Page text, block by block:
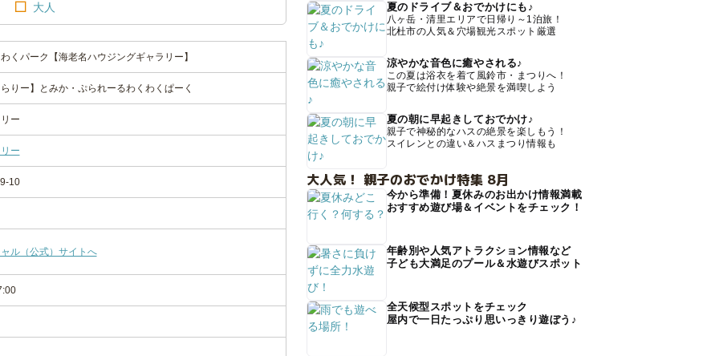
大人
くパーク【海老名ハウジングギャラリー】
りー】とみか・ぷられーるわくわくぱーく
ー
ー
10
ル（公式）サイトへ
夏のドライブ＆おでかけにも♪
八ヶ岳・清里エリアで日帰り～1泊旅！
北杜市の人気＆穴場観光スポット厳選
涼やかな音色に癒やされる♪
この夏は浴衣を着て風鈴市・まつりへ！
親子で絵付け体験や絶景を満喫しよう
夏の朝に早起きしておでかけ♪
親子で神秘的なハスの絶景を楽しもう！
スイレンとの違い＆ハスまつり情報も
大人気！ 親子のおでかけ特集 8月
今から準備！夏休みのお出かけ情報満載
おすすめ遊び場＆イベントをチェック！
年齢別や人気アトラクション情報など
子ども大満足のプール＆水遊びスポット
全天候型スポットをチェック
屋内で一日たっぷり思いっきり遊ぼう♪